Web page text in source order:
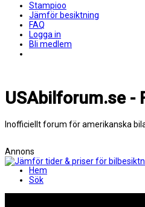
Stampioo
Jämför besiktning
FAQ
Logga in
Bli medlem
USAbilforum.se -
Inofficiellt forum för amerikanska
Annons
Hem
Sök